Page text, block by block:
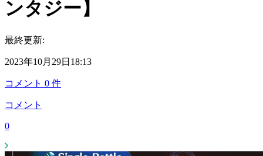
ンタジー】
最終更新:
2023年10月29日18:13
コメント 0 件
コメント
0